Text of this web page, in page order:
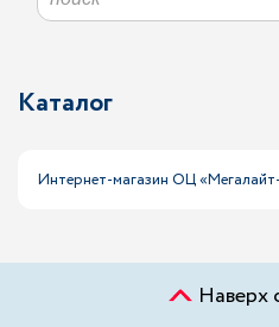
Каталог
Интернет-магазин ОЦ
Наверх